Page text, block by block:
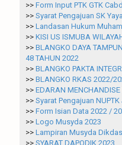
>> Form Input PTK GTK
>> Syarat Pengajuan SK
>> Landasan Hukum
>> KISI US ISMUBA
>> BLANGKO DAYA
48 TAHUN 2022
>> BLANGKO PAKTA
>> BLANGKO RKAS 2022/
>> EDARAN
>> Syarat Pengajuan NUPTK
>> Form Isian Data 2022 /
>> Logo Musyda 2023
>> Lampiran Musyda
>> SYARAT DAPODIK 2023